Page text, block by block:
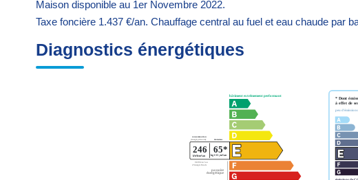
Maison disponible au 1er Novembre 2022.
Taxe foncière 1.437 €/an. Chauffage central au fuel et eau chaude par
Diagnostics énergétiques